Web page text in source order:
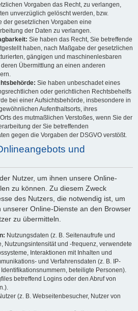
Vorgaben das Recht, zu verlangen,
unverzüglich gelöscht werden, bzw.
der gesetzlichen Vorgaben eine
der Daten zu verlangen.
Sie haben das Recht, Sie betreffende
haben, nach Maßgabe der gesetzlichen
gängigen und maschinenlesbaren
Übermittlung an einen anderen
Sie haben unbeschadet eines
oder gerichtlichen Rechtsbehelfs
bei einer Aufsichtsbehörde, insbesondere in
Aufenthaltsorts, ihres
des mutmaßlichen Verstoßes, wenn Sie der
der Sie betreffenden
gegen die Vorgaben der DSGVO verstößt.
und
Nutzer, um ihnen unsere Online-
zu können. Zu diesem Zweck
des Nutzers, die notwendig ist, um
Online-Dienste an den Browser
zu übermitteln.
Nutzungsdaten (z. B. Seitenaufrufe und
Nutzungsintensität und -frequenz, verwendete
Interaktionen mit Inhalten und
und Verfahrensdaten (z. B. IP-
beteiligte Personen).
betreffend Logins oder den Abruf von
(z. B. Webseitenbesucher, Nutzer von